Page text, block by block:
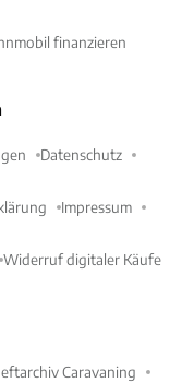
finanzieren
Datenschutz
Impressum
Widerruf digitaler Käufe
Caravaning